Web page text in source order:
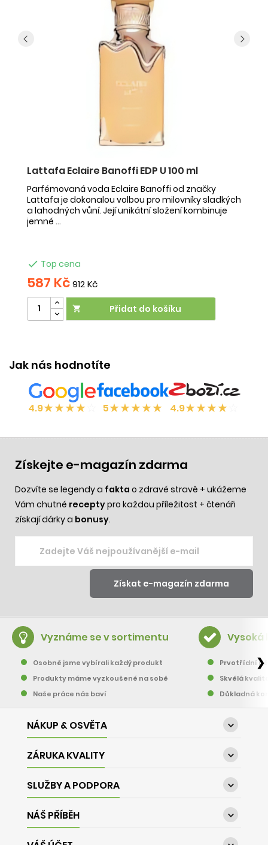
Lattafa Eclaire Banoffi EDP U 100 ml
Parfémovaná voda Eclaire Banoffi od značky
Lattafa je dokonalou volbou pro milovníky sladkých
a lahodných vůní. Její unikátní složení kombinuje
jemné ...
 Top cena
587 Kč912 Kč
 Přidat do košíku
Jak nás hodnotíte
4.9★★★★ 5★★★★★ 4.9★★★★
Získejte e-magazín zdarma
Dozvíte se legendy a fakta o zdravé stravě + ukážeme
Vám chutné receptypro každou příležitost + čtenáři
získají dárky a bonusy.
Vyznáme se v sortimentu
Osobně jsme vybírali každý produkt
Produkty máme vyzkoušené na sobě
Naše práce nás baví
Vysoká
Prvotřídní
Skvělá
Důkladná
❯
NÁKUP & OSVĚTA 
ZÁRUKA KVALITY 
SLUŽBY A PODPORA 
NÁŠ PŘÍBĚH 